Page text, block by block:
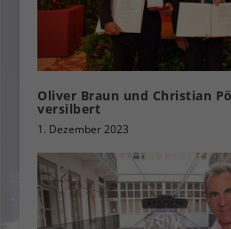
Oliver Braun und Christian
versilbert
1. Dezember 2023